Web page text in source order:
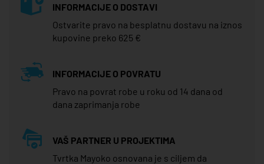
INFORMACIJE O DOSTAVI
Ostvarite pravo na besplatnu dostavu na iznos
kupovine preko 625 €
INFORMACIJE O POVRATU
Pravo na povrat robe u roku od 14 dana od
dana zaprimanja robe
VAŠ PARTNER U PROJEKTIMA
Tvrtka Mayoko osnovana je s ciljem da